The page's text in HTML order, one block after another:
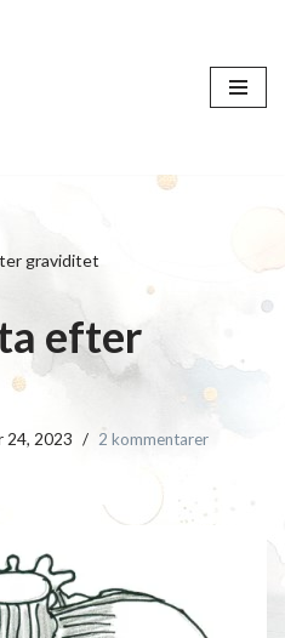
graviditet
efter
24, 2023 2 kommentarer